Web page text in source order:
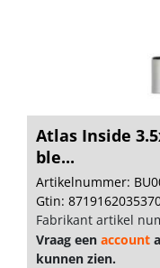
Atlas Inside
ble...
Artikelnummer:
Gtin:
Fabrikant artikel
Vraag een account
kunnen zien.